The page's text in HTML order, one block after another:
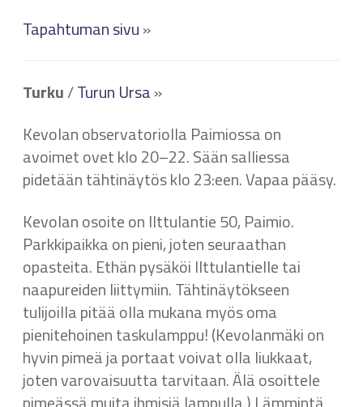
Tapahtuman sivu»
Turku/Turun Ursa»
Kevolan observatoriolla Paimiossa on
avoimet ovet klo 20–22. Sään salliessa
pidetään tähtinäytös klo 23:een. Vapaa pääsy.
Kevolan osoite on Ilttulantie 50, Paimio.
Parkkipaikka on pieni, joten seuraathan
opasteita. Ethän pysäköi Ilttulantielle tai
naapureiden liittymiin. Tähtinäytökseen
tulijoilla pitää olla mukana myös oma
pienitehoinen taskulamppu! (Kevolanmäki on
hyvin pimeä ja portaat voivat olla liukkaat,
joten varovaisuutta tarvitaan. Älä osoittele